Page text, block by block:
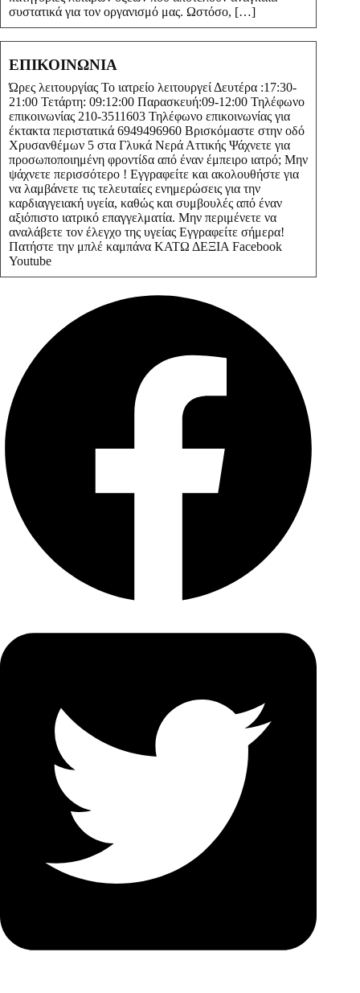
συστατικά για τον οργανισμό μας. Ωστόσο, […]
ΕΠΙΚΟΙΝΩΝΙΑ
Ώρες λειτουργίας Το ιατρείο λειτουργεί Δευτέρα :17:30-
21:00 Τετάρτη: 09:12:00 Παρασκευή:09-12:00 Τηλέφωνο
επικοινωνίας 210-3511603 Τηλέφωνο επικοινωνίας για
έκτακτα περιστατικά 6949496960 Βρισκόμαστε στην οδό
Χρυσανθέμων 5 στα Γλυκά Νερά Αττικής Ψάχνετε για
προσωποποιημένη φροντίδα από έναν έμπειρο ιατρό; Μην
ψάχνετε περισσότερο ! Εγγραφείτε και ακολουθήστε για
να λαμβάνετε τις τελευταίες ενημερώσεις για την
καρδιαγγειακή υγεία, καθώς και συμβουλές από έναν
αξιόπιστο ιατρικό επαγγελματία. Μην περιμένετε να
αναλάβετε τον έλεγχο της υγείας Εγγραφείτε σήμερα!
Πατήστε την μπλέ καμπάνα ΚΑΤΩ ΔΕΞΙΑ Facebook
Youtube